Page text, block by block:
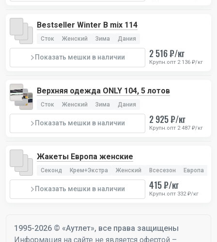
Bestseller Winter В mix 114
Сток Женский Зима Дания
Показать мешки в наличии 2 516 ₽/кг
Крупн.опт 2 136 ₽/кг
Верхняя одежда ONLY 104, 5 лотов
Сток Женский Зима Дания
Показать мешки в наличии 2 925 ₽/кг
Крупн.опт 2 487 ₽/кг
Жакеты Европа женские
Секонд Крем+Экстра Женский Всесезон Европа
Показать мешки в наличии 415 ₽/кг
Крупн.опт 332 ₽/кг
1995-2026 © «Аутлет», все права защищены
Информация на сайте не является офертой –